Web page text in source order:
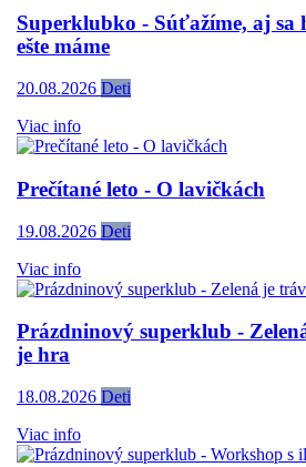
Superklubko - Súťažíme, aj sa
ešte máme
20.08.2026 Deti
Viac info
Prečítané leto - O lavičkách
19.08.2026 Deti
Viac info
Prázdninový superklub -
je hra
18.08.2026 Deti
Viac info